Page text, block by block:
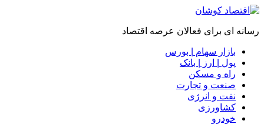
رسانه ای برای فعالان عرصه اقتصاد
بازار سهام | بورس
پول | ارز | بانک
راه و مسکن
صنعت و تجارت
نفت و انرژی
کشاورزی
خودرو